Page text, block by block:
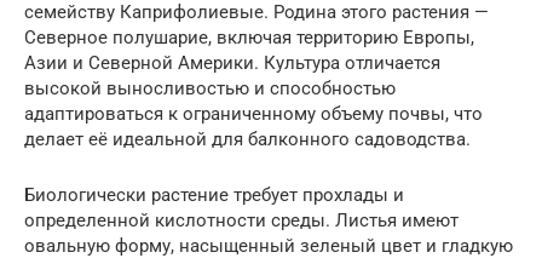
семейству Каприфолиевые. Родина этого растения —
Северное полушарие, включая территорию Европы,
Азии и Северной Америки. Культура отличается
высокой выносливостью и способностью
адаптироваться к ограниченному объему почвы, что
делает её идеальной для балконного садоводства.
Биологически растение требует прохлады и
определенной кислотности среды. Листья имеют
овальную форму, насыщенный зеленый цвет и гладкую